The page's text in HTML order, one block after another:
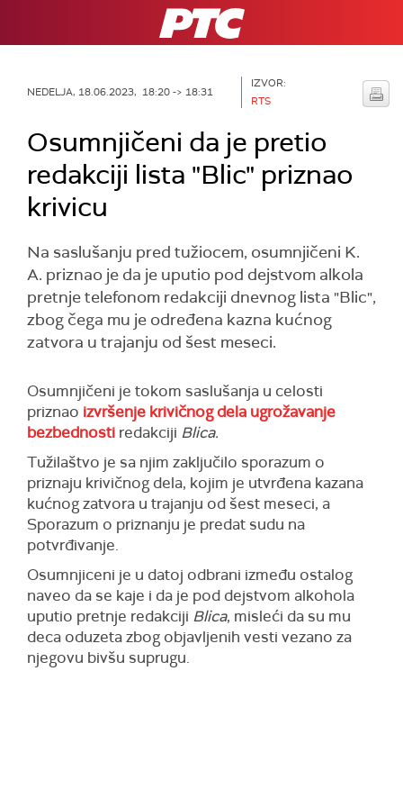
RTS
NEDELJA, 18.06.2023, 18:20 -> 18:31
IZVOR:
RTS
Osumnjičeni da je pretio
redakciji lista "Blic" priznao
krivicu
Na saslušanju pred tužiocem, osumnjičeni K.
A. priznao je da je uputio pod dejstvom alkola
pretnje telefonom redakciji dnevnog lista "Blic",
zbog čega mu je određena kazna kućnog
zatvora u trajanju od šest meseci.
Osumnjičeni je tokom saslušanja u celosti
priznao izvršenje krivičnog dela ugrožavanje
bezbednosti redakciji Blica.
Tužilaštvo je sa njim zaključilo sporazum o
priznaju krivičnog dela, kojim je utvrđena kazana
kućnog zatvora u trajanju od šest meseci, a
Sporazum o priznanju je predat sudu na
potvrđivanje.
Osumnjiceni je u datoj odbrani između ostalog
naveo da se kaje i da je pod dejstvom alkohola
uputio pretnje redakciji Blica, misleći da su mu
deca oduzeta zbog objavljenih vesti vezano za
njegovu bivšu suprugu.